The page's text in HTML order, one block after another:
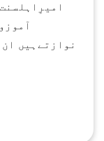
نوازتےہیں